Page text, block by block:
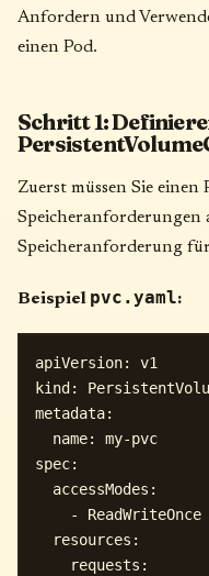
Anfordern und
einen Pod.
Schritt 1:
Zuerst müssen Sie
Speicheranforderungen
Speicheranforderung
Beispiel pvc.yaml:
apiVersion: v1
kind:
metadata:
  name: my-pvc
spec:
  accessModes:
    - ReadWriteOnce
  resources:
    requests: